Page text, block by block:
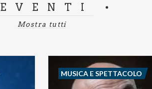
EVENTI
Mostra tutti
MUSICA E SPETTACOLO